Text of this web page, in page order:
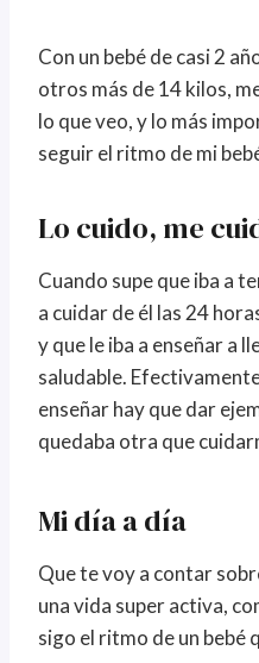
Con un bebé de casi 2
otros más de 14 kilos,
lo que veo, y lo más
seguir el ritmo de mi
Lo cuido, me
Cuando supe que iba a
a cuidar de él las 24
y que le iba a enseñar a
saludable.
enseñar hay que dar
quedaba otra que
Mi día a día
Que te voy a contar
una vida super activa,
sigo el ritmo de un bebé